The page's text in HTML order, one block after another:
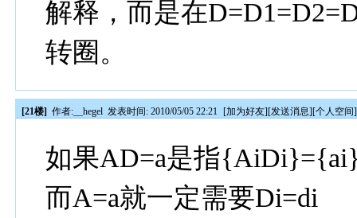
解释，而是在
转圈。
[21楼] 作者: __hegel 发表时间: 2010/05/05 22:21 [加为好友][发送消息][个人空间]
如果AD=a是指
而A=a就一定需要Di=di